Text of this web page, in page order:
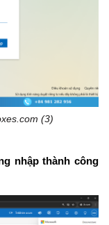
(3)
nhập thành công